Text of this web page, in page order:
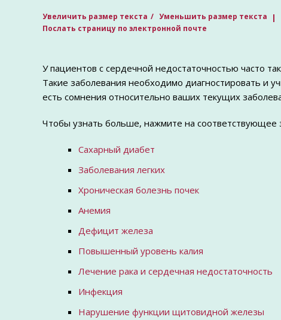
Увеличить размер текста
Уменьшить размер текста
Послать страницу по электронной почте
У пациентов с сердечной недостаточностью часто
Такие заболевания необходимо диагностировать и
есть сомнения относительно ваших текущих
Чтобы узнать больше, нажмите на соответствующее
Сахарный диабет
Заболевания легких
Хроническая болезнь почек
Анемия
Дефицит железа
Повышенный уровень калия
Лечение рака и сердечная недостаточность
Инфекция
Нарушение функции щитовидной железы